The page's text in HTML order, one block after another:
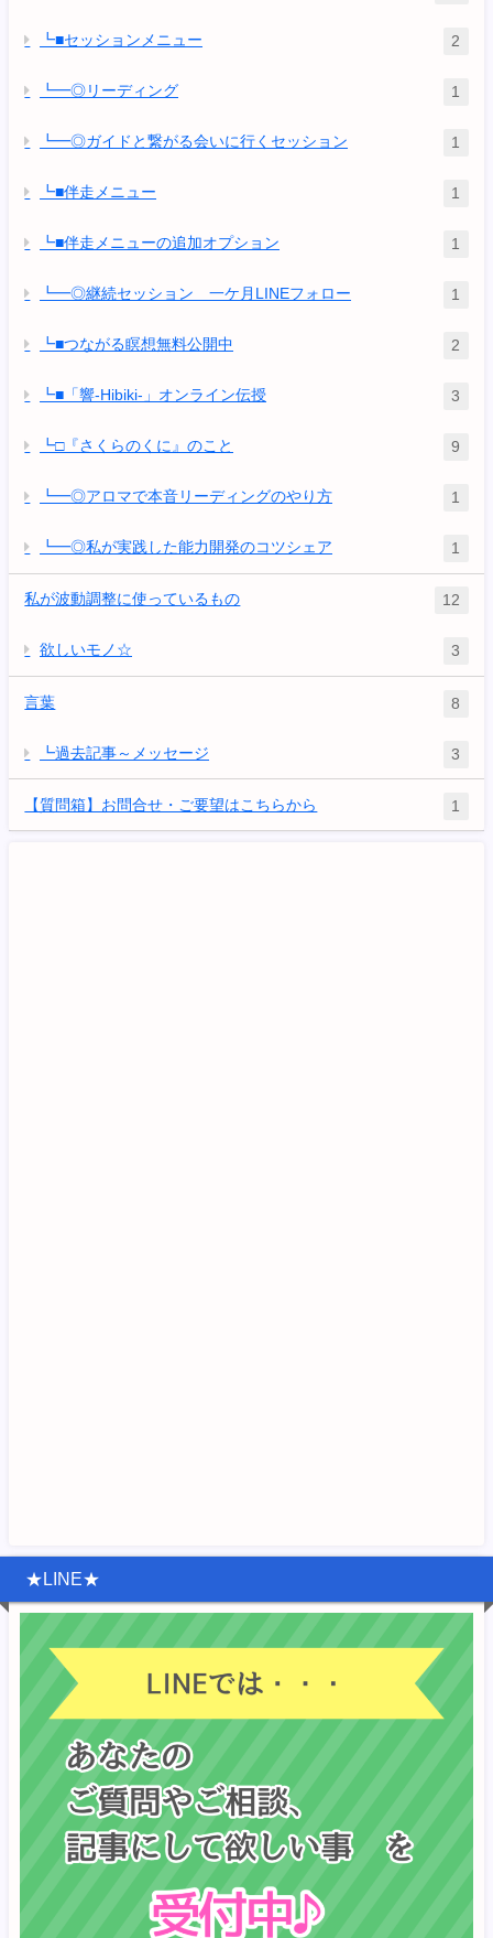
┗■セッションメニュー 2
┗━◎リーディング 1
┗━◎ガイドと繋がる会いに行くセッション 1
┗■伴走メニュー 1
┗■伴走メニューの追加オプション 1
┗━◎継続セッション 一ケ月LINEフォロー 1
┗■つながる瞑想無料公開中 2
┗■「響-Hibiki-」オンライン伝授 3
┗□『さくらのくに』のこと 9
┗━◎アロマで本音リーディングのやり方 1
┗━◎私が実践した能力開発のコツシェア 1
私が波動調整に使っているもの 12
欲しいモノ☆ 3
言葉 8
┗過去記事～メッセージ 3
【質問箱】お問合せ・ご要望はこちらから 1
★LINE★